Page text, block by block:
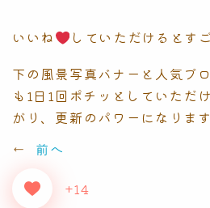
いいね
していただけるとす
下の風景写真バナーと人気ブ
も1日1回ポチッとしていただ
がり、更新のパワーになりま
←
前へ
+14